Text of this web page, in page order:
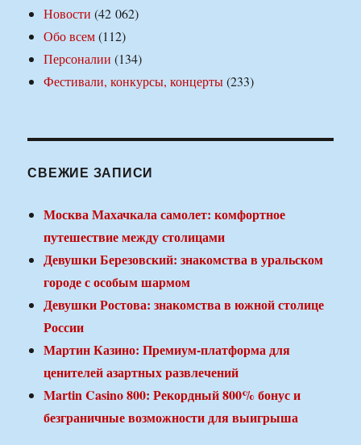
Новости (42 062)
Обо всем(112)
Персоналии (134)
Фестивали, конкурсы, концерты(233)
СВЕЖИЕ ЗАПИСИ
Москва Махачкала самолет: комфортное
путешествие между столицами
Девушки Березовский: знакомства в уральском
городе с особым шармом
Девушки Ростова: знакомства в южной столице
России
Мартин Казино: Премиум-платформа для
ценителей азартных развлечений
Martin Casino 800: Рекордный 800% бонус и
безграничные возможности для выигрыша